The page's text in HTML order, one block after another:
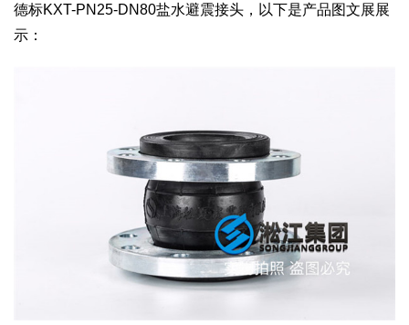
德标KXT-PN25-DN80盐水避震接头，以下是产品图文展展
示：